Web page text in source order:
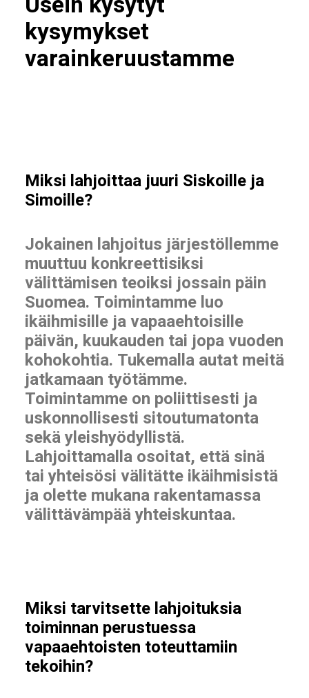
kysymykset
varainkeruustamme
Miksi lahjoittaa juuri Siskoille ja
Simoille?
Jokainen lahjoitus järjestöllemme
muuttuu konkreettisiksi
välittämisen teoiksi jossain päin
Suomea. Toimintamme luo
ikäihmisille ja vapaaehtoisille
päivän, kuukauden tai jopa vuoden
kohokohtia. Tukemalla autat meitä
jatkamaan työtämme.
Toimintamme on poliittisesti ja
uskonnollisesti sitoutumatonta
sekä yleishyödyllistä.
Lahjoittamalla osoitat, että sinä
tai yhteisösi välitätte ikäihmisistä
ja olette mukana rakentamassa
välittävämpää yhteiskuntaa.
Miksi tarvitsette lahjoituksia
toiminnan perustuessa
vapaaehtoisten toteuttamiin
tekoihin?